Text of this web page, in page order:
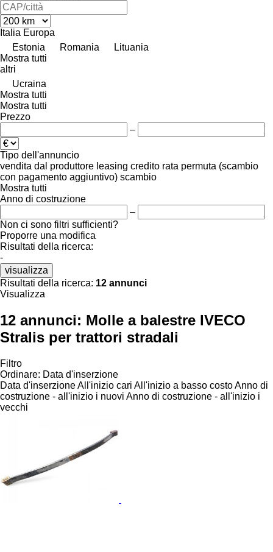
Italia Europa
Estonia
Romania
Lituania
Mostra tutti
altri
Ucraina
Mostra tutti
Mostra tutti
Prezzo
–
Tipo dell'annuncio
vendita dal produttore leasing credito rata permuta (scambio
con pagamento aggiuntivo) scambio
Mostra tutti
Anno di costruzione
–
Non ci sono filtri sufficienti?
Proporre una modifica
Risultati della ricerca:
-
visualizza
Risultati della ricerca: 12 annunci
Visualizza
12 annunci: Molle a balestre IVECO
Stralis per trattori stradali
Filtro
Ordinare: Data d'inserzione
Data d'inserzioneAll'inizio cari All'inizio a basso costoAnno di
costruzione - all'inizio i nuovi Anno di costruzione - all'inizio i
vecchi